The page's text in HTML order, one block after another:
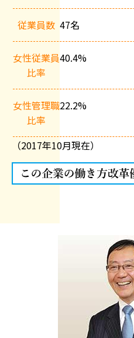
従業員数 47名
女性従業員
比率
40.4%
女性管理職
比率
22.2%
（2017年10月現在）